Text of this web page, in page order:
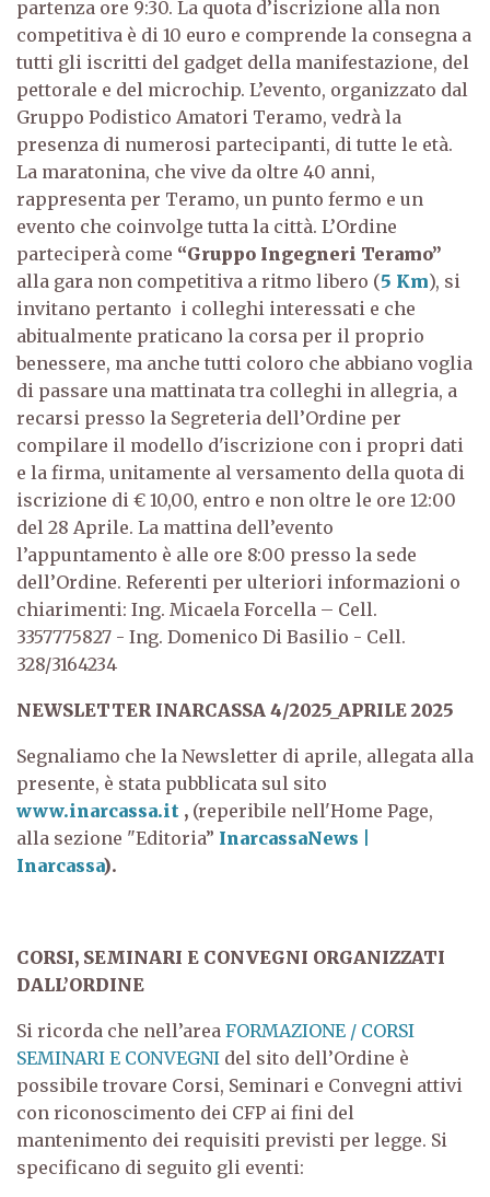
partenza ore 9:30. La quota d’iscrizione alla non
competitiva è di 10 euro e comprende la consegna a
tutti gli iscritti del gadget della manifestazione, del
pettorale e del microchip. L’evento, organizzato dal
Gruppo Podistico Amatori Teramo, vedrà la
presenza di numerosi partecipanti, di tutte le età.
La maratonina, che vive da oltre 40 anni,
rappresenta per Teramo, un punto fermo e un
evento che coinvolge tutta la città. L’Ordine
parteciperà come “Gruppo Ingegneri Teramo”
alla gara non competitiva a ritmo libero (5 Km), si
invitano pertanto i colleghi interessati e che
abitualmente praticano la corsa per il proprio
benessere, ma anche tutti coloro che abbiano voglia
di passare una mattinata tra colleghi in allegria, a
recarsi presso la Segreteria dell’Ordine per
compilare il modello d'iscrizione con i propri dati
e la firma, unitamente al versamento della quota di
iscrizione di € 10,00, entro e non oltre le ore 12:00
del 28 Aprile. La mattina dell’evento
l’appuntamento è alle ore 8:00 presso la sede
dell’Ordine. Referenti per ulteriori informazioni o
chiarimenti: Ing. Micaela Forcella – Cell.
3357775827 - Ing. Domenico Di Basilio - Cell.
328/3164234
NEWSLETTER INARCASSA 4/2025_APRILE 2025
Segnaliamo che la Newsletter di aprile, allegata alla
presente, è stata pubblicata sul sito
www.inarcassa.it , (reperibile nell'Home Page,
alla sezione "Editoria” InarcassaNews |
Inarcassa).
CORSI, SEMINARI E CONVEGNI ORGANIZZATI
DALL’ORDINE
Si ricorda che nell’area FORMAZIONE / CORSI
SEMINARI E CONVEGNI del sito dell’Ordine è
possibile trovare Corsi, Seminari e Convegni attivi
con riconoscimento dei CFP ai fini del
mantenimento dei requisiti previsti per legge. Si
specificano di seguito gli eventi: